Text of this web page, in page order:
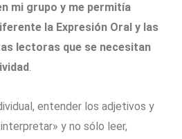
mi grupo y me permitía
la Expresión Oral y las
lectoras que se necesitan
.
entender los adjetivos y
y no sólo leer,